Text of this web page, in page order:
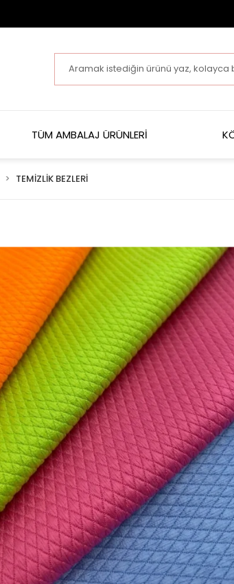
TÜM AMBALAJ ÜRÜNLERİ
TEMİZLİK BEZLERİ